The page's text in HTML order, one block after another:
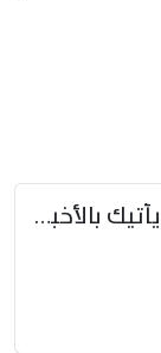
ستبدي لك الأيام ما كنت جاهلا … ويأتيك بالأخبار من لم تزوّد